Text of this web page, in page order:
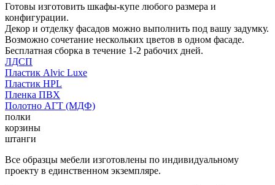
Готовы изготовить шкафы-купе любого размера и
конфигурации.
Декор и отделку фасадов можно выполнить под вашу задумку.
Возможно сочетание нескольких цветов в одном фасаде.
Бесплатная сборка в течение 1-2 рабочих дней.
ЛДСП
Пластик Alvic Luxe
Пластик HPL
Пленка ПВХ
Полотно АГТ (МДФ)
полки
корзины
штанги
Все образцы мебели изготовлены по индивидуальному
проекту в единственном экземпляре.